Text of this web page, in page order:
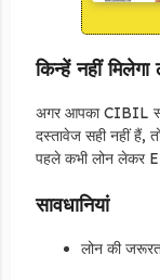
किन्हें नहीं मिलेगा
अगर आपका CIBIL
दस्तावेज सही नहीं हैं,
पहले कभी लोन लेकर
सावधानियां
लोन की